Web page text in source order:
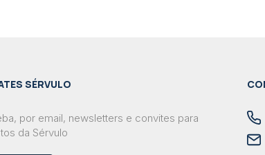
SÉRVULO
por email, newsletters e convites para
da Sérvulo